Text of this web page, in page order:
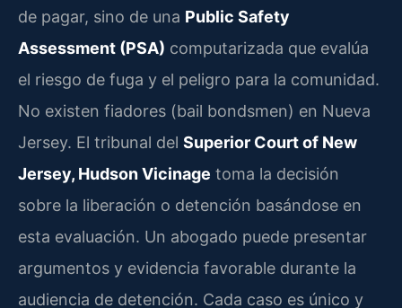
de pagar, sino de una Public Safety
Assessment (PSA) computarizada que evalúa
el riesgo de fuga y el peligro para la comunidad.
No existen fiadores (bail bondsmen) en Nueva
Jersey. El tribunal del Superior Court of New
Jersey, Hudson Vicinage toma la decisión
sobre la liberación o detención basándose en
esta evaluación. Un abogado puede presentar
argumentos y evidencia favorable durante la
audiencia de detención. Cada caso es único y